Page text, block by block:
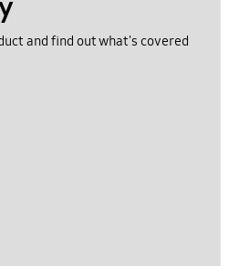
and find out what's covered